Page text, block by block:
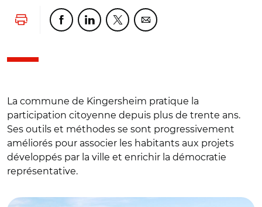
Lancer l'impressionPartager cette page sur Facebook
Partager cette page sur Linkedin
Partager cette page sur Twitter
Partager cette page sur
La commune de Kingersheim pratique la
participation citoyenne depuis plus de trente ans.
Ses outils et méthodes se sont progressivement
améliorés pour associer les habitants aux projets
développés par la ville et enrichir la démocratie
représentative.